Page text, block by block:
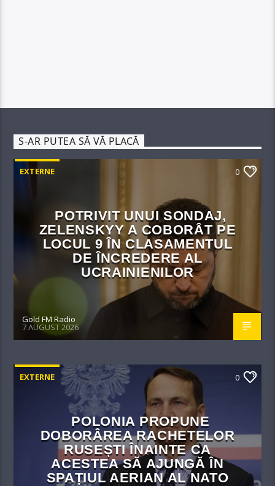
S-AR PUTEA SĂ VĂ PLACĂ
EXTERNE 0
POTRIVIT UNUI SONDAJ,
ZELENSKYY A COBORÂT PE
LOCUL 9 ÎN CLASAMENTUL
DE ÎNCREDERE AL
UCRAINIENILOR
Gold FM Radio
7 AUGUST 2026
EXTERNE 0
POLONIA PROPUNE
DOBORÂREA RACHETELOR
RUSEȘTI ÎNAINTE CA
ACESTEA SĂ AJUNGĂ ÎN
SPAȚIUL AERIAN AL NATO